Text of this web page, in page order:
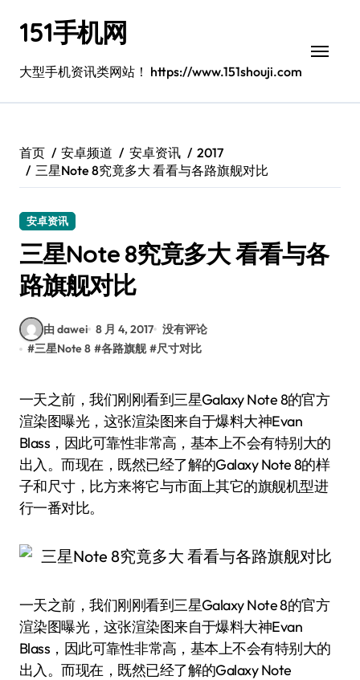
151手机网
大型手机资讯类网站！ https://www.151shouji.com
首页 安卓频道 安卓资讯
2017
三星Note 8究竟多大 看看与各路旗舰对比
安卓资讯
三星Note 8究竟多大 看看与各
路旗舰对比
由 dawei 8 月 4, 2017 没有评论
#三星Note 8 #各路旗舰 #尺寸对比
一天之前，我们刚刚看到三星Galaxy Note 8的官方
渲染图曝光，这张渲染图来自于爆料大神Evan
Blass，因此可靠性非常高，基本上不会有特别大的
出入。而现在，既然已经了解的Galaxy Note 8的样
子和尺寸，比方来将它与市面上其它的旗舰机型进
行一番对比。
一天之前，我们刚刚看到三星Galaxy Note 8的官方
渲染图曝光，这张渲染图来自于爆料大神Evan
Blass，因此可靠性非常高，基本上不会有特别大的
出入。而现在，既然已经了解的Galaxy Note